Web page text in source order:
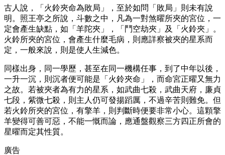
古人說，「火鈴夾命為敗局」，至於如問「敗局」則未有說
明。照王亭之所說，斗數之中，凡為一對煞曜所夾的宮位，一
定會產生缺點，如「羊陀夾」，「鬥空劫夾」及「火鈴夾」。
火鈴所夾的宮位，會產生什麼毛病，則應詳察被夾的星系而
定，一般來說，則是使人生減色。
同樣出身，同一學歷，甚至在同一機構任事，到了中年以後，
一升一沉，則沉者便可能是「火鈴夾命」，而命宮正曜又無力
之故。若被夾者為有力的星系，如武曲七殺，武曲天府，廉貞
七段，紫微七殺，則主人仍可發揚蹈厲，不過辛苦則難免。但
若火鈴所夾的宮位，有擎羊，則判斷時便要非常小心。這顆擎
羊變得可善可惡，不能一慨而論，應通盤觀察三方四正所會的
星曜而定其性質。
廣告